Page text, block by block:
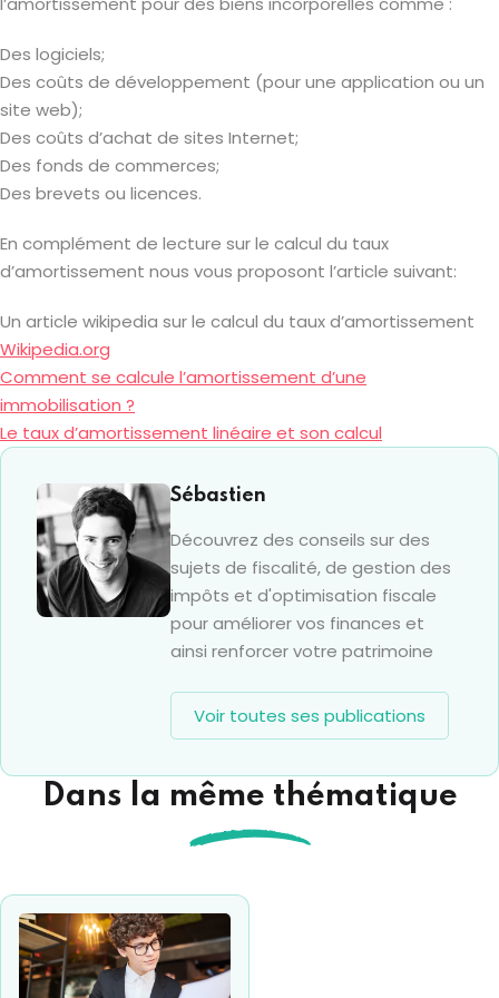
Des logiciels;
Des coûts de développement (pour une application ou un
site web);
Des coûts d’achat de sites Internet;
Des fonds de commerces;
Des brevets ou licences.
En complément de lecture sur le calcul du taux
d’amortissement nous vous proposont l’article suivant:
Un article wikipedia sur le calcul du taux d’amortissement
Wikipedia.org
Comment se calcule l’amortissement d’une
immobilisation ?
Le taux d’amortissement linéaire et son calcul
Sébastien
Découvrez des conseils sur des
sujets de fiscalité, de gestion des
impôts et d'optimisation fiscale
pour améliorer vos finances et
ainsi renforcer votre patrimoine
Voir toutes ses publications
Dans la même thématique